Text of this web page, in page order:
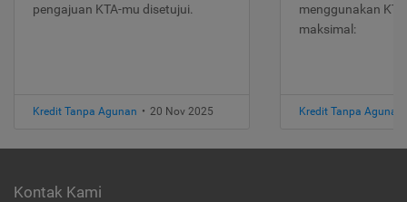
pengajuan KTA-mu disetujui.
Kredit Tanpa Agunan • 20 Nov 2025
menggunakan
maksimal:
Kredit Tanpa Agunan
Kontak Kami